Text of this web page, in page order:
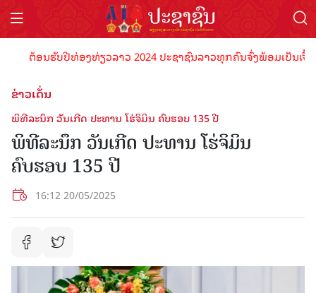
ຕ້ອນຮັບປີທ່ອງທ່ຽວລາວ 2024 ປະຊາຊົນລາວທຸກຄົນຈົ່ງພ້ອມເປັນເຈົ້າ
ຂ່າວເດັ່ນ
ພິທີລະນຶກ ວັນເກີດ ປະທານ ໂຮ່ຈິມິນ ຄົບຮອບ 135 ປີ
ພິທີລະນຶກ ວັນເກີດ ປະທານ ໂຮ່ຈິມິນ
ຄົບຮອບ 135 ປີ
16:12 20/05/2025